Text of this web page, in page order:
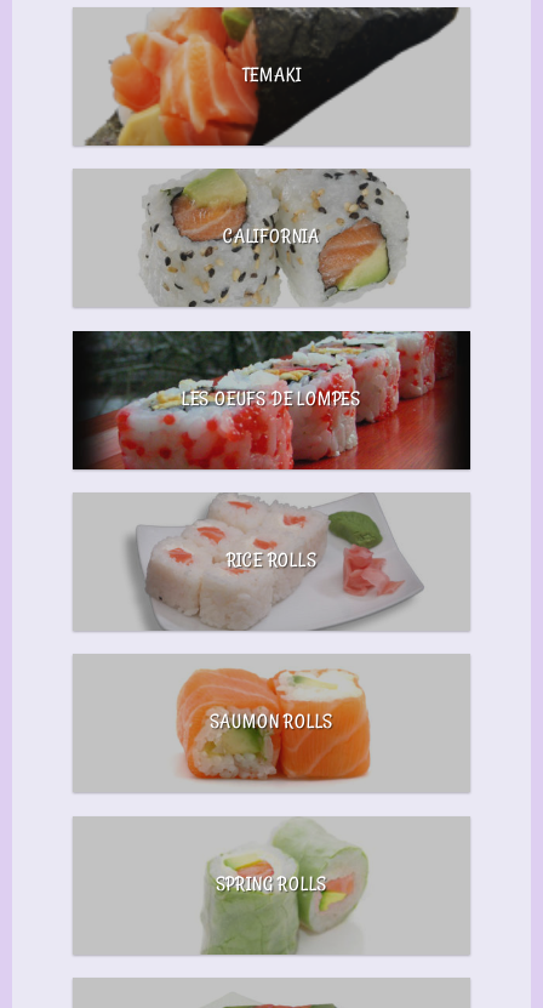
TEMAKI
CALIFORNIA
LES OEUFS DE LOMPES
RICE ROLLS
SAUMON ROLLS
SPRING ROLLS